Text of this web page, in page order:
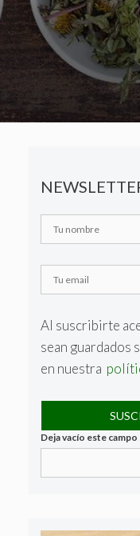
Al suscribirte
sean guardados
en nuestra
Deja vacío este